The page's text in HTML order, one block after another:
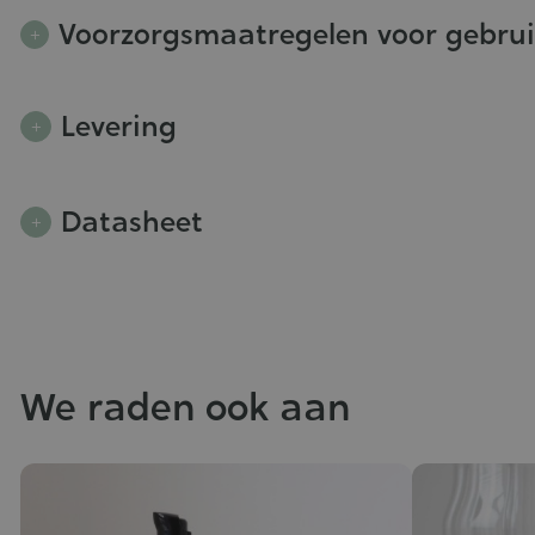
Voorzorgsmaatregelen voor
Levering
Datasheet
We raden ook aan